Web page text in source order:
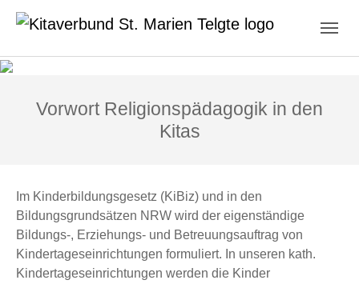
Vorwort Religionspädagogik in den
Kitas
Im Kinderbildungsgesetz (KiBiz) und in den
Bildungsgrundsätzen NRW wird der eigenständige
Bildungs-, Erziehungs- und Betreuungsauftrag von
Kindertageseinrichtungen formuliert. In unseren kath.
Kindertageseinrichtungen werden die Kinder